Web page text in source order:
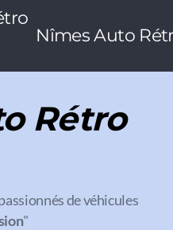
Nîmes Auto
Rétro
de véhicules
"